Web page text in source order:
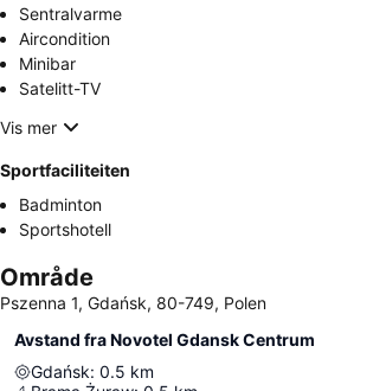
Sentralvarme
Aircondition
Minibar
Satelitt-TV
Vis mer
Sportfaciliteiten
Badminton
Sportshotell
Område
Pszenna 1, Gdańsk, 80-749, Polen
Avstand fra Novotel Gdansk Centrum
Gdańsk: 0.5 km